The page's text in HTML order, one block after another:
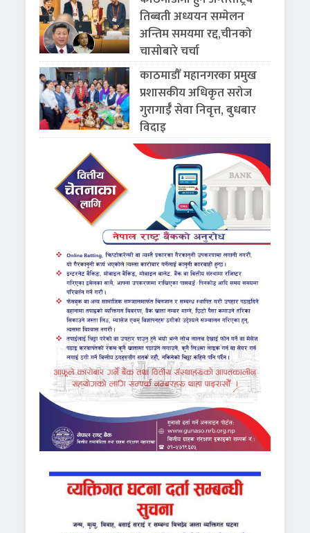
तिब्बती अध्ययन सम्मेलन
अन्तिम समयमा रद्द,चीनको
चासोबारे चर्चा
काठमाडौँ महानगरका प्रमुख
प्रशासकीय अधिकृत सरोज
गुरागाईँ सेवा निवृत्त, बुधबार
विदाइ